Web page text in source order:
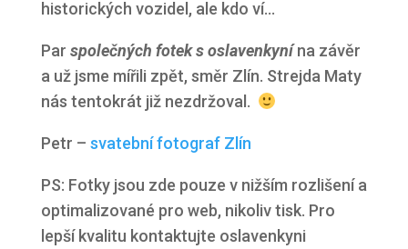
historických vozidel, ale kdo ví…
Par společných fotek s oslavenkynína závěr
a už jsme mířili zpět, směr Zlín. Strejda Maty
nás tentokrát již nezdržoval.
Petr – svatební fotograf Zlín
PS: Fotky jsou zde pouze v nižším rozlišení a
optimalizované pro web, nikoliv tisk. Pro
lepší kvalitu kontaktujte oslavenkyni